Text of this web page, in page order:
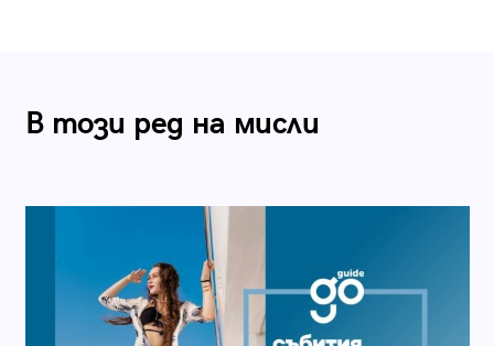
В този ред на мисли